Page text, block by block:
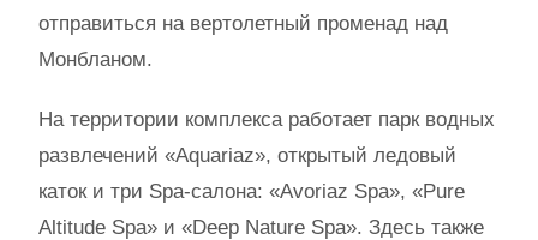
отправиться на вертолетный променад над
Монбланом.
На территории комплекса работает парк водных
развлечений «Aquariaz», открытый ледовый
каток и три Spa-салона: «Avoriaz Spa», «Pure
Altitude Spa» и «Deep Nature Spa». Здесь также